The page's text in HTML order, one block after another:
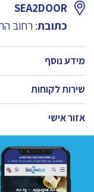
SEA2DOOR
כתובת: רחוב התחייה
מידע נוסף
שירות לקוחות
אזור אישי